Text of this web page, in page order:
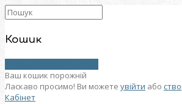
Кошик
Ваш кошик порожній
Ласкаво просимо! Ви можете увійти або
Кабінет